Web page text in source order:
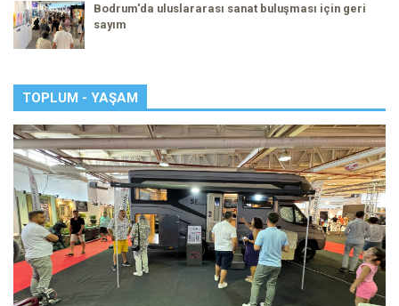
Bodrum'da uluslararası sanat buluşması için geri
sayım
TOPLUM - YAŞAM